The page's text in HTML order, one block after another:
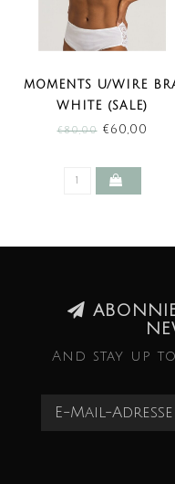
MOMENTS U/WIRE
WHITE (SALE)
€80,00€60,00
And stay up